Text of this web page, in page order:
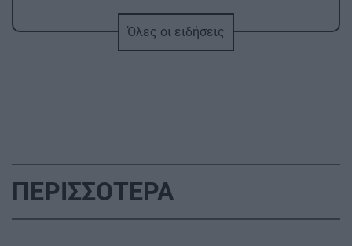
FIFA παραμένει σε ισχύ»
22:19
ΑΘΛΗΤΙΚΑ
Όλες οι ειδήσεις
ΠΕΡΙΣΣΟΤΕΡΑ